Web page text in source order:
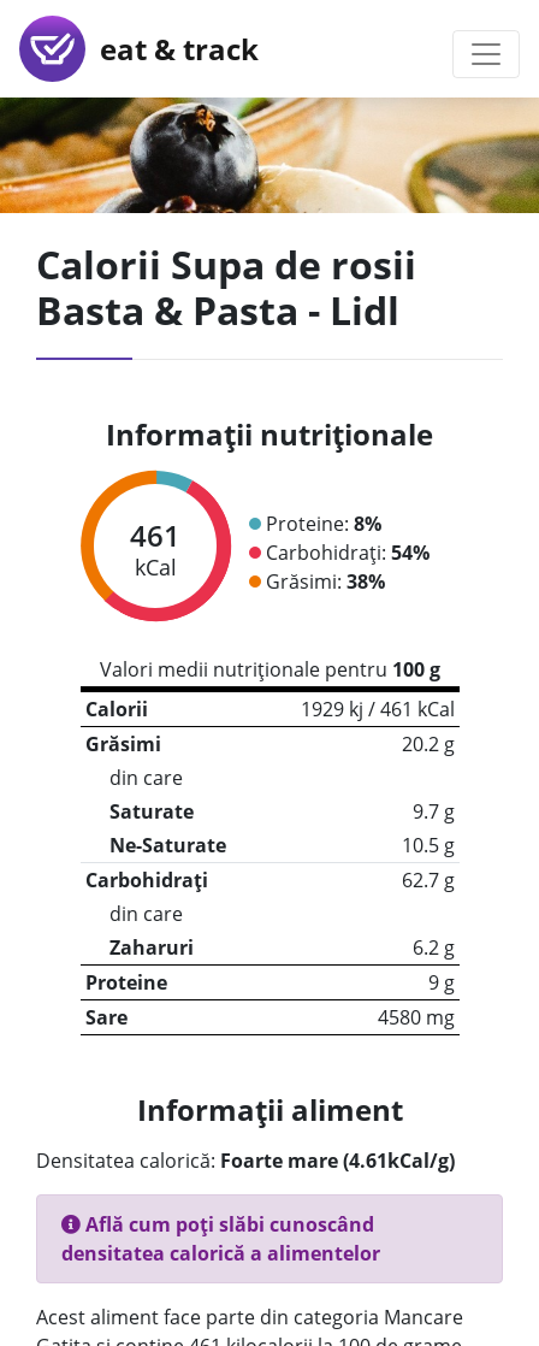
eat & track
Calorii Supa de rosii
Basta & Pasta - Lidl
Informații nutriționale
461
kCal
Proteine: 8%
Carbohidrați: 54%
Grăsimi: 38%
Valori medii nutriționale pentru 100 g
Calorii
1929 kj / 461 kCal
Grăsimi
20.2 g
din care
Saturate
9.7 g
Ne-Saturate
10.5 g
Carbohidrați
62.7 g
din care
Zaharuri
6.2 g
Proteine
9 g
Sare
4580 mg
Informații aliment
Densitatea calorică: Foarte mare (4.61kCal/g)
Află cum poți slăbi cunoscând
densitatea calorică a alimentelor
Acest aliment face parte din categoria Mancare